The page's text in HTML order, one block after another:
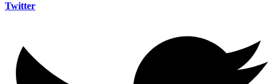
Twitter